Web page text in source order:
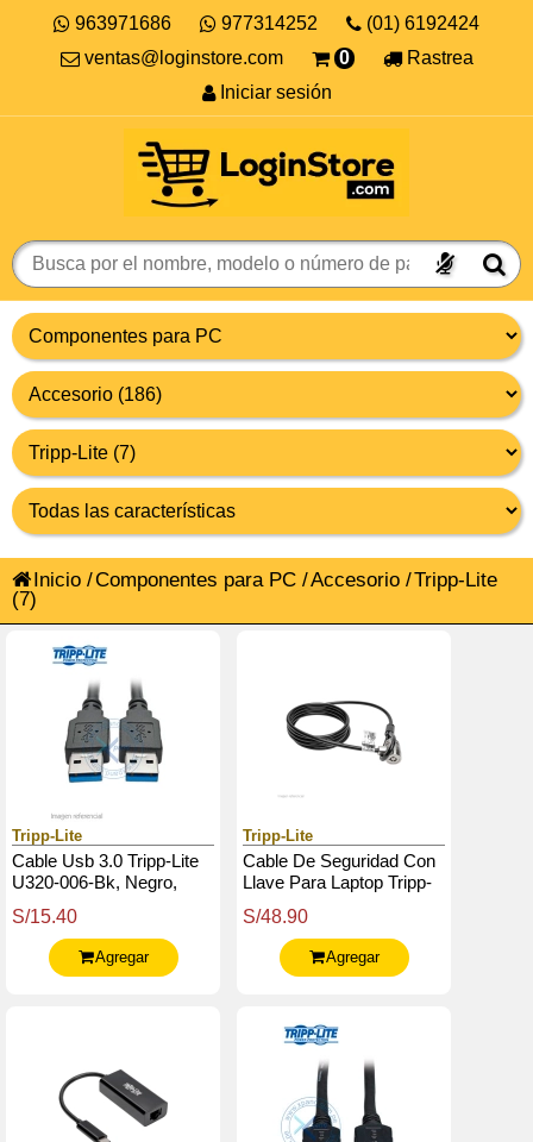
963971686 977314252
(01) 6192424
ventas@loginstore.com
0
Rastrea
Iniciar sesión
Inicio /Componentes para PC /Accesorio /Tripp-Lite
(7)
Tripp-Lite
Cable Usb 3.0 Tripp-Lite
U320-006-Bk, Negro,
Mts, 28 / 24 Awg.
S/15.40
Agregar
Tripp-Lite
Cable De Seguridad Con
Llave Para Laptop Tripp-
Negro.
S/48.90
Agregar